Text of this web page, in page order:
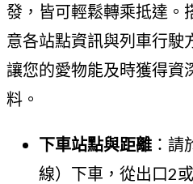
發，皆可輕鬆轉乘抵達。
意各站點資訊與列車行駛
讓您的愛物能及時獲得資
料。
下車站點與距離 ：
線）下車，從出口2